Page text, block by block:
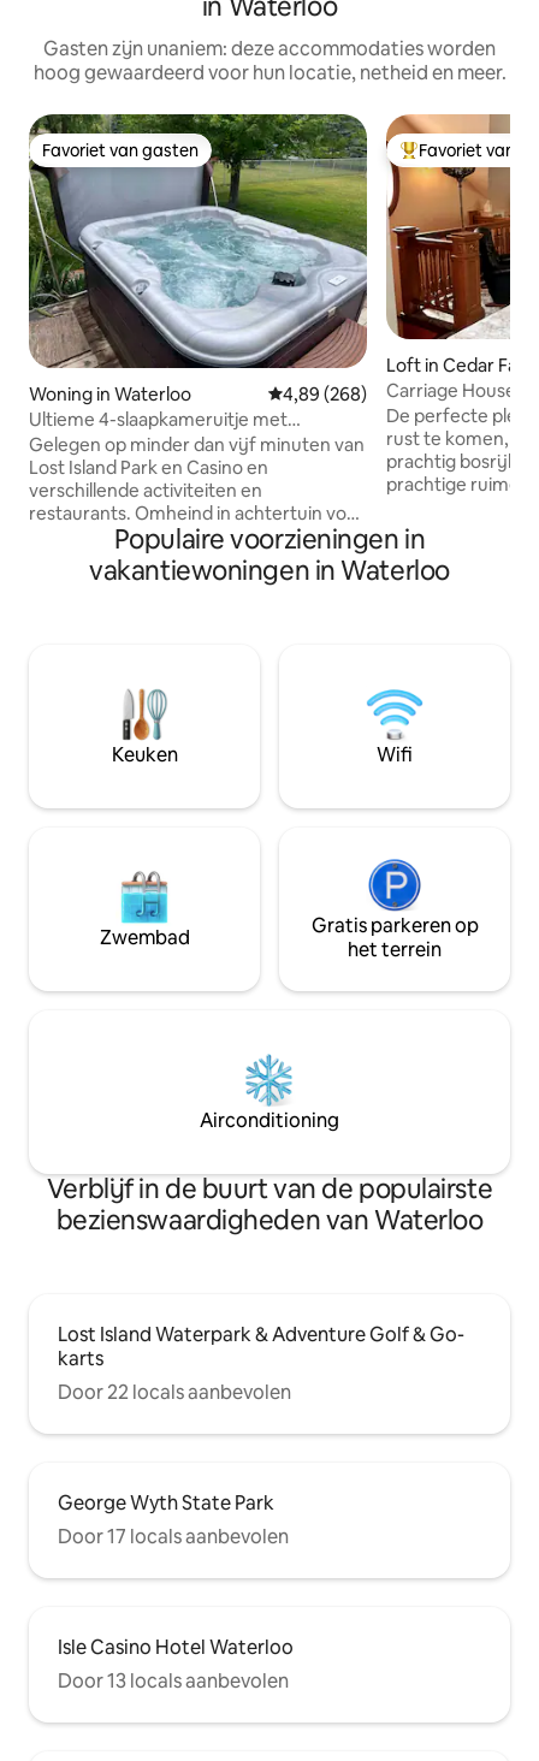
Gasten zijn unaniem: deze accommodaties worden
hoog gewaardeerd voor hun locatie, netheid en meer.
Favoriet van gasten
Favoriet van gasten
Woning in Waterloo Gemiddelde beoordeling van
4,89 (268)
Ultieme 4-slaapkameruitje met
bubbelbad en pooltafel
Gelegen op minder dan vijf minuten van
Lost Island Park en Casino en
verschillende activiteiten en
restaurants. Omheind in achtertuin voor
huisdieren . Huisdieren MOETEN onder
je reservering worden gecontroleerd
om een toeslag van $ 35 toe te voegen
uitje! Deze ruime woning zit vol met
activiteiten waar iedereen van kan
genieten - van een rustige duik in het
bubbelbad tot een competitief spelletje
Topfavoriet van
Favoriet van
Loft in Cedar Falls
Carriage House
De perfecte plek
rust te komen,
prachtig bosrijk
prachtige ruime
gashaard,
gasstijlverlichting
voor comfort. Het
afzondering
ontspannen, op
vernieuwen of
slapen tijdens
Populaire voorzieningen in
vakantiewoningen in Waterloo
Keuken Wifi
Zwembad
Gratis parkeren op
het terrein
Airconditioning
Verblijf in de buurt van de populairste
bezienswaardigheden van Waterloo
Lost Island Waterpark & Adventure Golf & Go-
karts
Door 22 locals aanbevolen
George Wyth State Park
Door 17 locals aanbevolen
Isle Casino Hotel Waterloo
Door 13 locals aanbevolen